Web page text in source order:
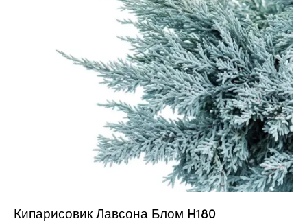
Кипарисовик Лавсона Блом H180